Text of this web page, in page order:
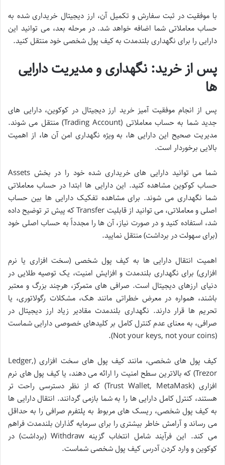
با موفقیت در ثبت سفارش و تکمیل آن، ارز دیجیتال خریداری شده به
حساب معاملاتی شما اضافه خواهد شد. در مرحله بعد، می توانید این
دارایی را برای نگهداری بلندمدت به کیف پول شخصی خود منتقل کنید.
پس از خرید: نگهداری و مدیریت دارایی
ها
پس از انجام موفقیت آمیز خرید ارز دیجیتال در کوکوین، دارایی های
جدید شما به حساب معاملاتی (Trading Account) منتقل می شوند.
مدیریت صحیح این دارایی ها، به ویژه نگهداری امن آن ها، از اهمیت
بالایی برخوردار است.
شما می توانید دارایی های خریداری شده خود را در بخش Assets
حساب کوکوین مشاهده کنید. این دارایی ها ابتدا در حساب معاملاتی
شما نگهداری می شوند. برای مشاهده تفکیک دارایی ها بین حساب
اصلی و معاملاتی، می توانید از قابلیت Transfer که پیش تر توضیح داده
شد، استفاده کنید و در صورت نیاز، آن ها را مجدداً به حساب اصلی خود
(برای سهولت در برداشت) منتقل نمایید.
اهمیت انتقال دارایی ها به کیف پول شخصی (سخت افزاری یا نرم
افزاری) برای نگهداری بلندمدت و افزایش امنیت، یک توصیه طلایی در
دنیای ارزهای دیجیتال است. صرافی های متمرکز، هرچند بزرگ و معتبر
باشند، همواره در معرض خطراتی مانند هک، مشکلات رگولاتوری، یا
تحریم ها قرار دارند. نگهداری بلندمدت مقادیر زیاد ارز دیجیتال در
صرافی، به معنای عدم کنترل کامل بر کلیدهای خصوصی دارایی شماست
(Not your keys, not your coins).
کیف پول های شخصی، مانند کیف پول های سخت افزاری (Ledger,
Trezor) که بالاترین سطح امنیت را ارائه می دهند، یا کیف پول های نرم
افزاری (Trust Wallet, MetaMask) که از نظر دسترسی راحت تر
هستند، کنترل کامل دارایی ها را به شما بازمی گردانند. انتقال دارایی ها
به کیف پول شخصی، ریسک های مربوط به پلتفرم صرافی را به حداقل
می رساند و آرامش خاطر بیشتری را برای سرمایه گذاران بلندمدت فراهم
می کند. این فرآیند شامل انتخاب گزینه Withdraw (برداشت) در
کوکوین و وارد کردن آدرس کیف پول شخصی شماست.